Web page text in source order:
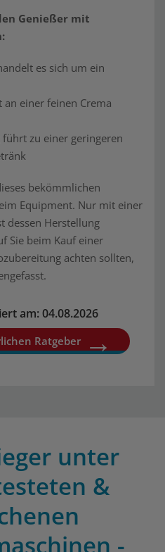
Genießer mit
es sich um ein
an einer feinen Crema
zu einer geringeren
bekömmlichen
Equipment. Nur mit einer
dessen Herstellung
Sie beim Kauf einer
achten sollten,
am: 04.08.2026
Ratgeber
unter
&
-